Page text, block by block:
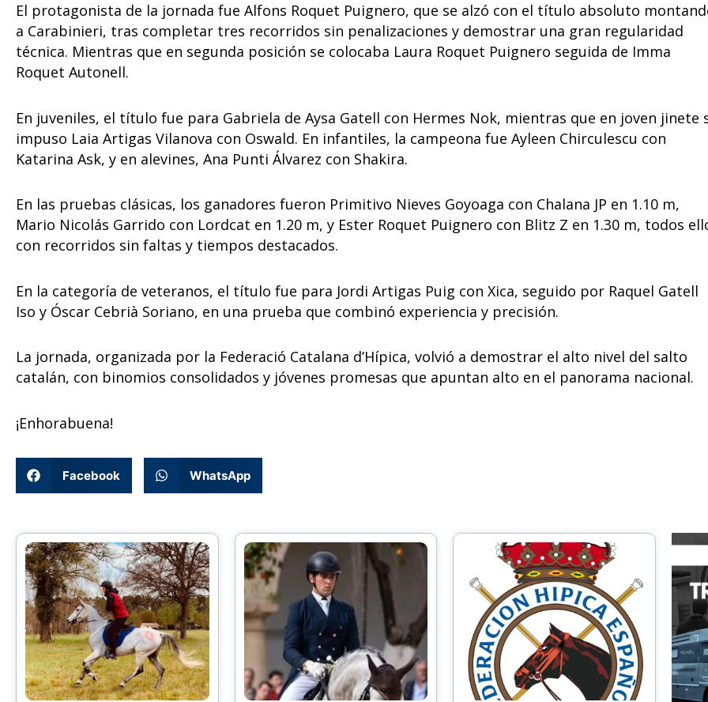
El protagonista de la jornada fue Alfons Roquet Puignero, que se alzó con el título absoluto
a Carabinieri, tras completar tres recorridos sin penalizaciones y demostrar una gran regularidad
técnica. Mientras que en segunda posición se colocaba Laura Roquet Puignero seguida de Imma
Roquet Autonell.
En juveniles, el título fue para Gabriela de Aysa Gatell con Hermes Nok, mientras que en joven jinete
impuso Laia Artigas Vilanova con Oswald. En infantiles, la campeona fue Ayleen Chirculescu con
Katarina Ask, y en alevines, Ana Punti Álvarez con Shakira.
En las pruebas clásicas, los ganadores fueron Primitivo Nieves Goyoaga con Chalana JP en 1.10 m,
Mario Nicolás Garrido con Lordcat en 1.20 m, y Ester Roquet Puignero con Blitz Z en 1.30 m, todos
con recorridos sin faltas y tiempos destacados.
En la categoría de veteranos, el título fue para Jordi Artigas Puig con Xica, seguido por Raquel Gatell
Iso y Óscar Cebrià Soriano, en una prueba que combinó experiencia y precisión.
La jornada, organizada por la Federació Catalana d’Hípica, volvió a demostrar el alto nivel del salto
catalán, con binomios consolidados y jóvenes promesas que apuntan alto en el panorama nacional.
¡Enhorabuena!
Facebook WhatsApp